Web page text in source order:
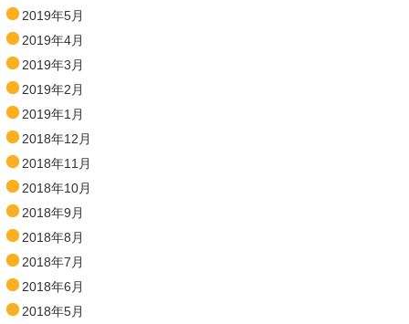
2019年5月
2019年4月
2019年3月
2019年2月
2019年1月
2018年12月
2018年11月
2018年10月
2018年9月
2018年8月
2018年7月
2018年6月
2018年5月